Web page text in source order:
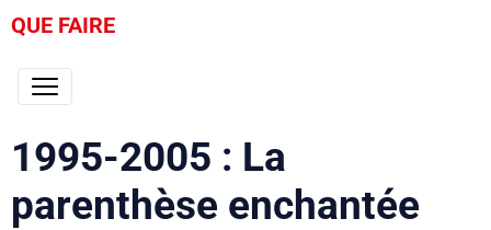
QUE FAIRE
1995-2005 : La
parenthèse enchantée